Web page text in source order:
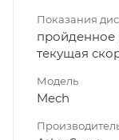
Показания
пройденное
текущая
Модель
Mech